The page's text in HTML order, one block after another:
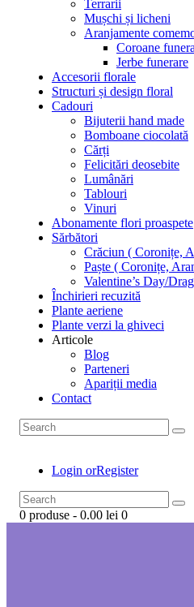
Terrarii
Mușchi și licheni
Aranjamente
Coroane
Jerbe funerare
Accesorii florale
Structuri și design floral
Cadouri
Bijuterii hand made
Bomboane ciocolată
Cărți
Felicitări deosebite
Lumânări
Tablouri
Vinuri
Abonamente flori proaspete
Sărbători
Crăciun ( Coronițe,
Paște ( Coronițe,
Valentine’s Day/
Închirieri recuzită
Plante aeriene
Plante verzi la ghiveci
Articole
Blog
Parteneri
Apariții media
Contact
Login orRegister
0 produse - 0.00 lei 0